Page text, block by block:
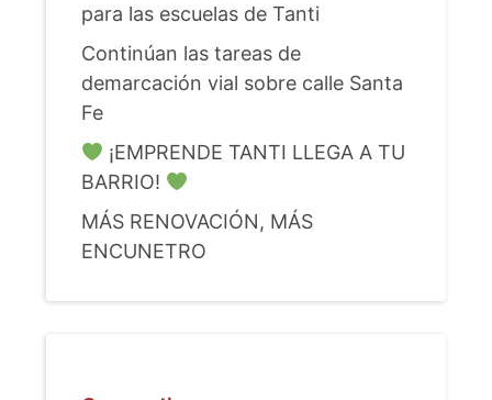
para las escuelas de Tanti
Continúan las tareas de
demarcación vial sobre calle Santa
Fe
¡EMPRENDE TANTI LLEGA A TU
BARRIO!
MÁS RENOVACIÓN, MÁS
ENCUNETRO